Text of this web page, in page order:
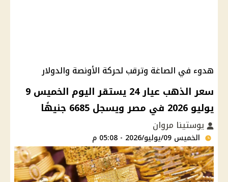
هدوء في الصاغة وترقب لحركة الأونصة والدولار
سعر الذهب عيار 24 يستقر اليوم الخميس 9
يوليو 2026 في مصر ويسجل 6685 جنيهًا
يوستينا مروان
الخميس 09/يوليو/2026 - 05:08 م